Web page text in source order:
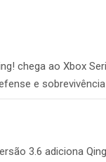
chega ao Xbox
e sobrevivência
3.6 adiciona